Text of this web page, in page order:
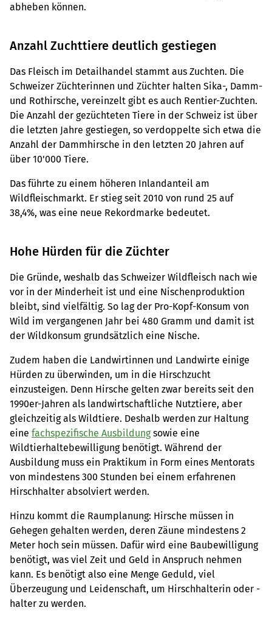
abheben können.
Anzahl Zuchttiere deutlich gestiegen
Das Fleisch im Detailhandel stammt aus Zuchten. Die
Schweizer Züchterinnen und Züchter halten Sika-, Damm-
und Rothirsche, vereinzelt gibt es auch Rentier-Zuchten.
Die Anzahl der gezüchteten Tiere in der Schweiz ist über
die letzten Jahre gestiegen, so verdoppelte sich etwa die
Anzahl der Dammhirsche in den letzten 20 Jahren auf
über 10'000 Tiere.
Das führte zu einem höheren Inlandanteil am
Wildfleischmarkt. Er stieg seit 2010 von rund 25 auf
38,4%, was eine neue Rekordmarke bedeutet.
Hohe Hürden für die Züchter
Die Gründe, weshalb das Schweizer Wildfleisch nach wie
vor in der Minderheit ist und eine Nischenproduktion
bleibt, sind vielfältig. So lag der Pro-Kopf-Konsum von
Wild im vergangenen Jahr bei 480 Gramm und damit ist
der Wildkonsum grundsätzlich eine Nische.
Zudem haben die Landwirtinnen und Landwirte einige
Hürden zu überwinden, um in die Hirschzucht
einzusteigen. Denn Hirsche gelten zwar bereits seit den
1990er-Jahren als landwirtschaftliche Nutztiere, aber
gleichzeitig als Wildtiere. Deshalb werden zur Haltung
eine fachspezifische Ausbildungsowie eine
Wildtierhaltebewilligung benötigt. Während der
Ausbildung muss ein Praktikum in Form eines Mentorats
von mindestens 300 Stunden bei einem erfahrenen
Hirschhalter absolviert werden.
Hinzu kommt die Raumplanung: Hirsche müssen in
Gehegen gehalten werden, deren Zäune mindestens 2
Meter hoch sein müssen. Dafür wird eine Baubewilligung
benötigt, was viel Zeit und Geld in Anspruch nehmen
kann. Es benötigt also eine Menge Geduld, viel
Überzeugung und Leidenschaft, um Hirschhalterin oder -
halter zu werden.